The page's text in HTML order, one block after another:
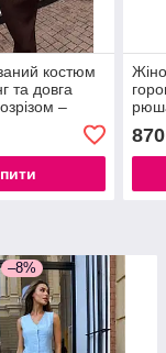
костюм
та довга
–
і турецька
870
–8%